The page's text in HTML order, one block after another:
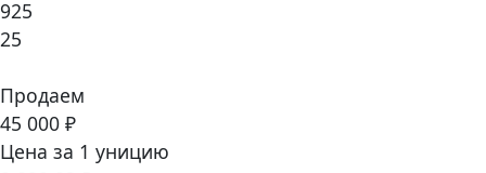
925
25
Продаем
45 000 ₽
Цена за 1 уницию